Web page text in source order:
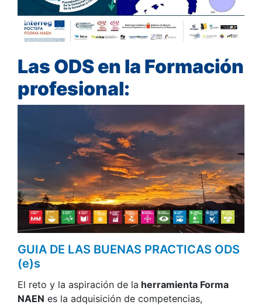
Las ODS en la Formación
profesional:
GUIA DE LAS BUENAS PRACTICAS ODS
(e)s
El reto y la aspiración de la herramienta Forma
NAEN es la adquisición de competencias,